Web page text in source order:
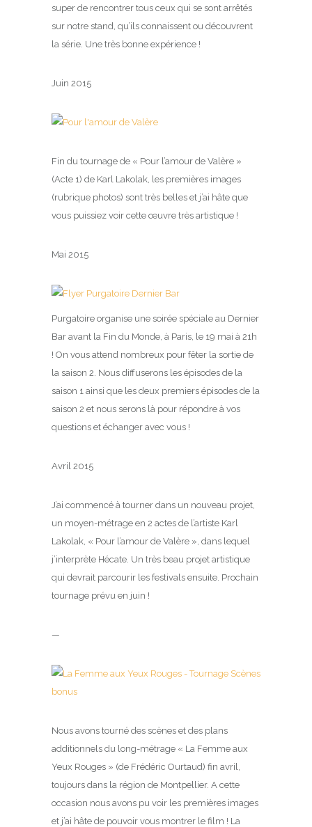
super de rencontrer tous ceux qui se sont arrêtés
sur notre stand, qu’ils connaissent ou découvrent
la série. Une très bonne expérience !
Juin 2015
Fin du tournage de « Pour l’amour de Valère »
(Acte 1) de Karl Lakolak, les premières images
(rubrique photos) sont très belles et j’ai hâte que
vous puissiez voir cette œuvre très artistique !
Mai 2015
Purgatoire organise une soirée spéciale au Dernier
Bar avant la Fin du Monde, à Paris, le 19 mai à 21h
! On vous attend nombreux pour fêter la sortie de
la saison 2. Nous diffuserons les épisodes de la
saison 1 ainsi que les deux premiers épisodes de la
saison 2 et nous serons là pour répondre à vos
questions et échanger avec vous !
Avril 2015
J’ai commencé à tourner dans un nouveau projet,
un moyen-métrage en 2 actes de l’artiste Karl
Lakolak, « Pour l’amour de Valère », dans lequel
j’interprète Hécate. Un très beau projet artistique
qui devrait parcourir les festivals ensuite. Prochain
tournage prévu en juin !
—
Nous avons tourné des scènes et des plans
additionnels du long-métrage « La Femme aux
Yeux Rouges » (de Frédéric Ourtaud) fin avril,
toujours dans la région de Montpellier. A cette
occasion nous avons pu voir les premières images
et j’ai hâte de pouvoir vous montrer le film ! La